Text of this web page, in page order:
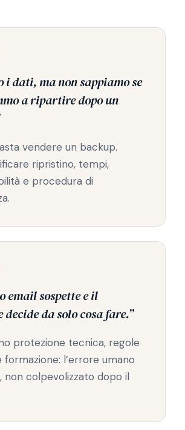
i dati, ma non sappiamo se
a ripartire dopo un
vendere un backup.
ripristino, tempi,
e procedura di
email sospette e il
decide da solo cosa fare.”
protezione tecnica, regole
formazione: l’errore umano
non colpevolizzato dopo il